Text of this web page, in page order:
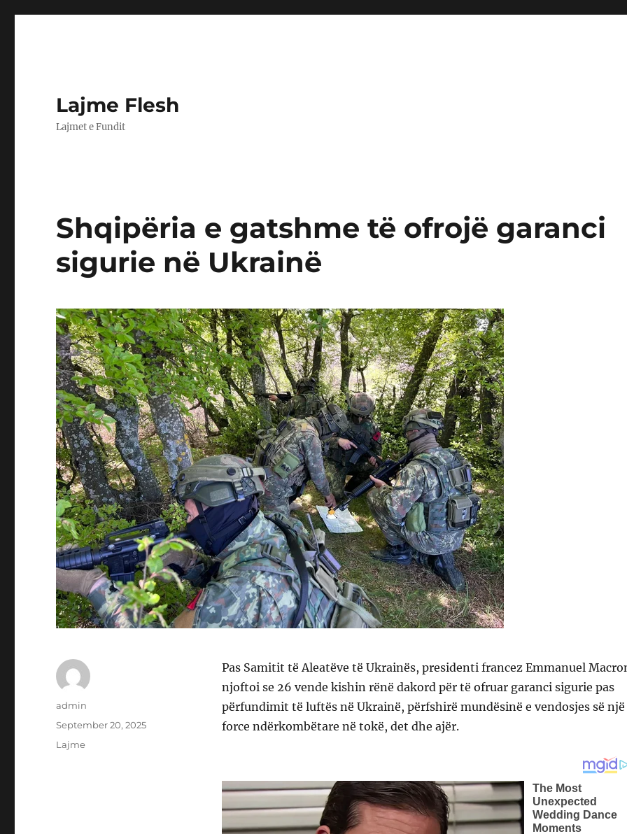
Lajme Flesh
Lajmet e Fundit
Shqipëria e gatshme të ofrojë garanci
sigurie në Ukrainë
Pas Samitit të Aleatëve të Ukrainës, presidenti francez Emmanuel
njoftoi se 26 vende kishin rënë dakord për të ofruar garanci sigurie pas
përfundimit të luftës në Ukrainë, përfshirë mundësinë e vendosjes së një
force ndërkombëtare në tokë, det dhe ajër.
Author
admin
Posted
September 20, 2025
Categories
Lajme